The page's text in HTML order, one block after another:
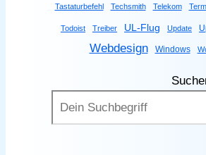
Tastaturbefehl Techsmith Telekom
Todoist Treiber UL-Flug Update
Webdesign Windows